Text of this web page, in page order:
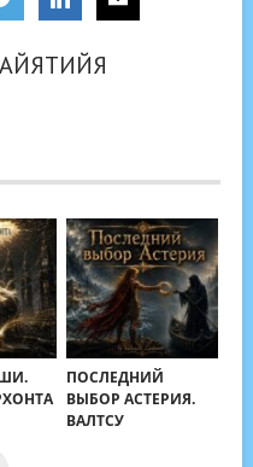
ПОСЛЕДНИЙ
ВЫБОР АСТЕРИЯ.
ВАЛТСУ